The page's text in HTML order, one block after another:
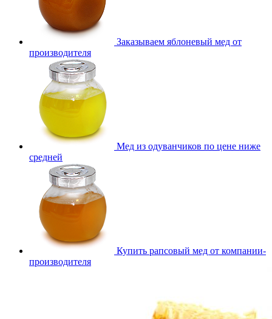
Заказываем яблоневый мед от
производителя
Мед из одуванчиков по цене ниже
средней
Купить рапсовый мед от компании-
производителя